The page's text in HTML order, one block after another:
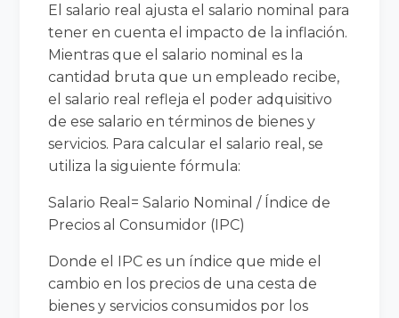
El salario real ajusta el salario nominal para
tener en cuenta el impacto de la inflación.
Mientras que el salario nominal es la
cantidad bruta que un empleado recibe,
el salario real refleja el poder adquisitivo
de ese salario en términos de bienes y
servicios. Para calcular el salario real, se
utiliza la siguiente fórmula:
Salario Real= Salario Nominal / Índice de
Precios al Consumidor (IPC)
Donde el IPC es un índice que mide el
cambio en los precios de una cesta de
bienes y servicios consumidos por los